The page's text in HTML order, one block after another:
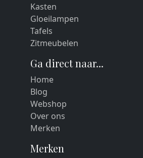
Kasten
Gloeilampen
Tafels
Zitmeubelen
Ga direct naar...
Home
Blog
Webshop
Over ons
Merken
Merken